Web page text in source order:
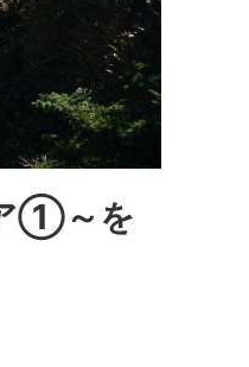
①～を